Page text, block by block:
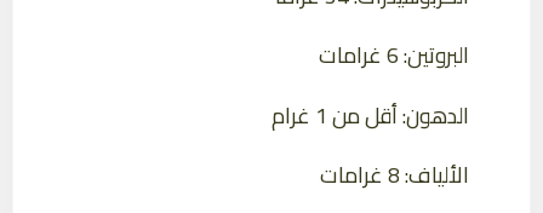
البروتين: 6 غرامات
الدهون: أقل من 1 غرام
الألياف: 8 غرامات